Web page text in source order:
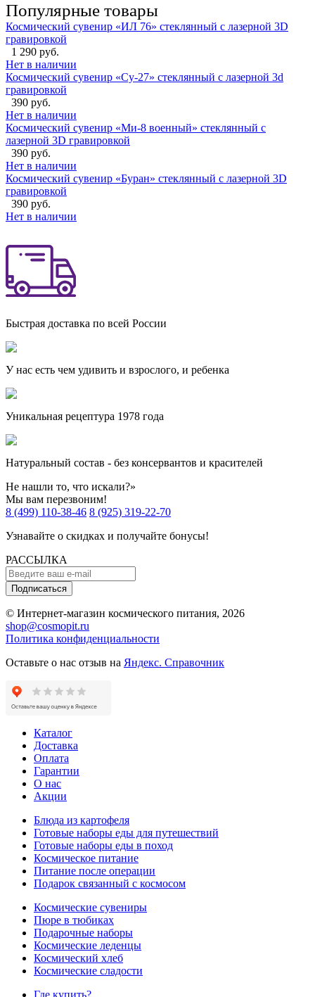
Популярные товары
Космический сувенир «ИЛ 76» стеклянный с лазерной 3D
гравировкой
1 290 руб.
Нет в наличии
Космический сувенир «Су-27» стеклянный с лазерной 3d
гравировкой
390 руб.
Нет в наличии
Космический сувенир «Ми-8 военный» стеклянный с
лазерной 3D гравировкой
390 руб.
Нет в наличии
Космический сувенир «Буран» стеклянный с лазерной 3D
гравировкой
390 руб.
Нет в наличии
Быстрая доставка по всей России
У нас есть чем удивить и взрослого, и ребенка
Уникальная рецептура 1978 года
Натуральный состав - без консервантов и красителей
Не нашли то, что искали?»
Мы вам перезвоним!
8 (499) 110-38-46 8 (925) 319-22-70
Узнавайте о скидках и получайте бонусы!
РАССЫЛКА
Подписаться
© Интернет-магазин космического питания, 2026
shop@cosmopit.ru
Политика конфиденциальности
Оставьте о нас отзыв на Яндекс. Справочник
Каталог
Доставка
Оплата
Гарантии
О нас
Акции
Блюда из картофеля
Готовые наборы еды для путешествий
Готовые наборы еды в поход
Космическое питание
Питание после операции
Подарок связанный с космосом
Космические сувениры
Пюре в тюбиках
Подарочные наборы
Космические леденцы
Космический хлеб
Космические сладости